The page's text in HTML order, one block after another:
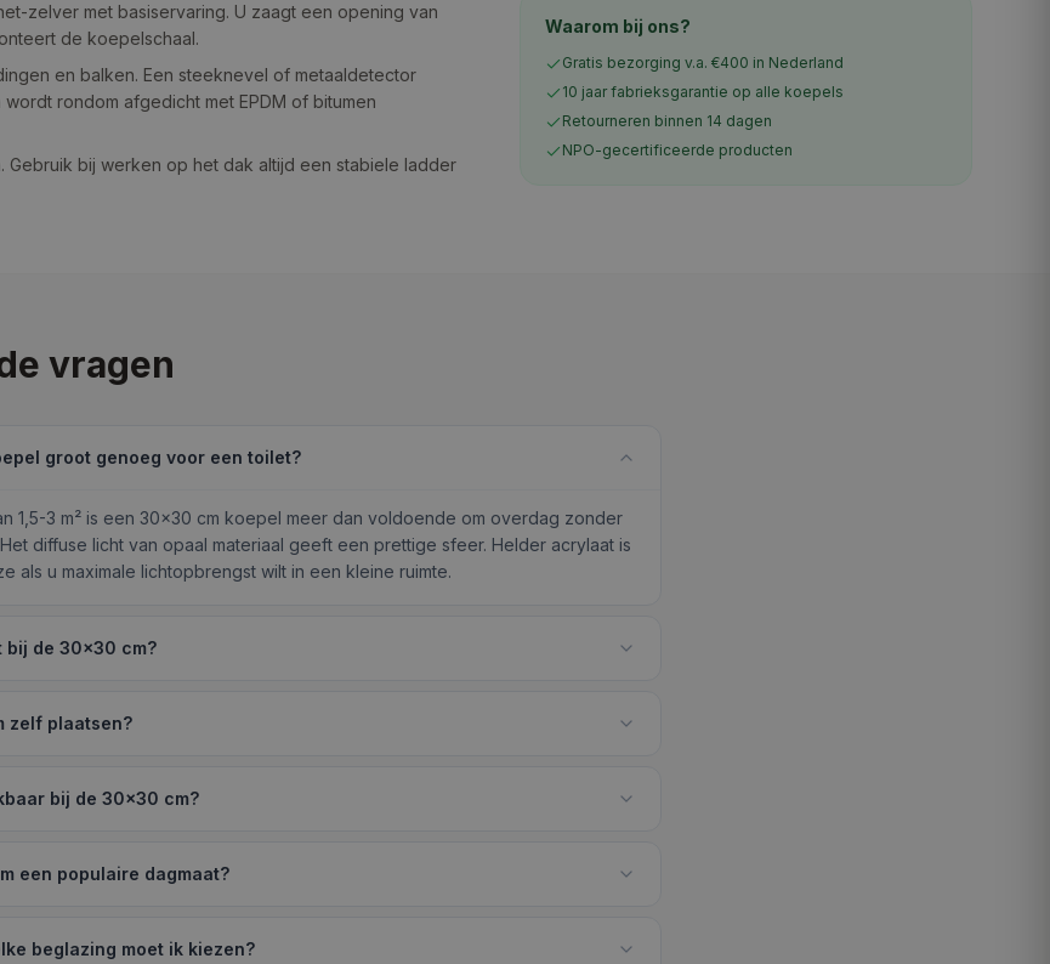
zelver met basiservaring. U zaagt een opening van
de koepelschaal.
en balken. Een steeknevel of metaaldetector
rondom afgedicht met EPDM of bitumen
bij werken op het dak altijd een stabiele ladder
Waarom bij ons?
Gratis bezorging v.a. €400 in Nederland
10 jaar fabrieksgarantie op alle koepels
Retourneren binnen 14 dagen
NPO-gecertificeerde producten
vragen
groot genoeg voor een toilet?
1,5-3 m² is een 30×30 cm koepel meer dan voldoende om overdag zonder
diffuse licht van opaal materiaal geeft een prettige sfeer. Helder acrylaat is
als u maximale lichtopbrengst wilt in een kleine ruimte.
bij de 30×30 cm?
zelf plaatsen?
bij de 30×30 cm?
een populaire dagmaat?
beglazing moet ik kiezen?